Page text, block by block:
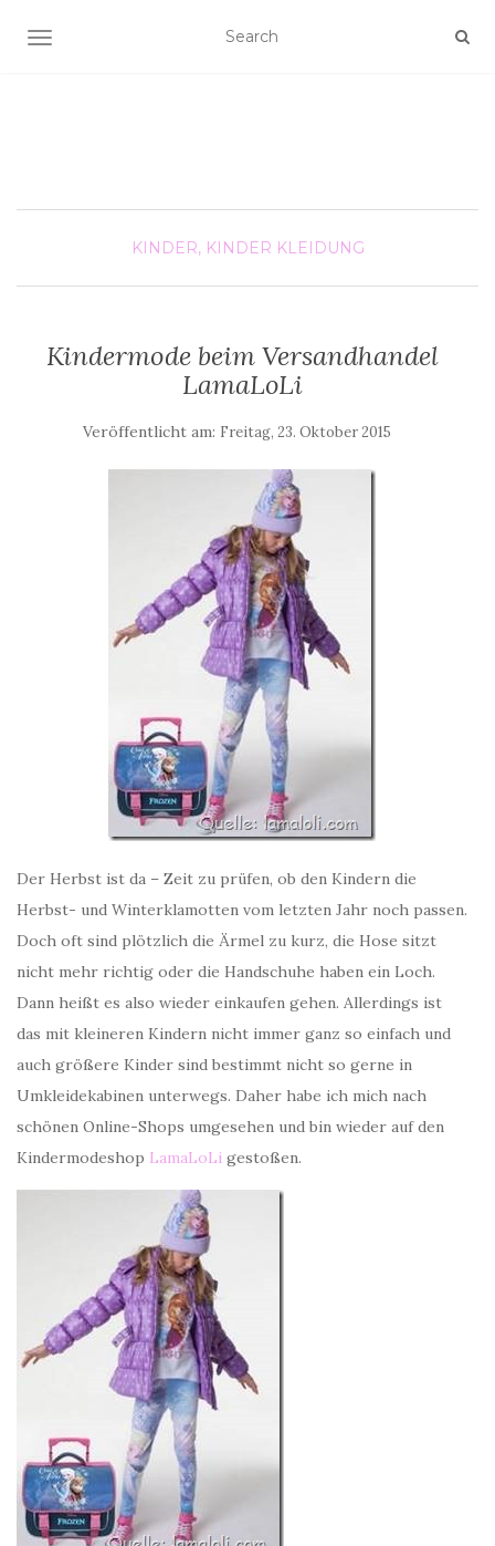
SCHALTE NAVIGATION
KINDER, KINDER KLEIDUNG
Kindermode beim Versandhandel
LamaLoLi
Veröffentlicht am: Freitag, 23. Oktober 2015
Der Herbst ist da – Zeit zu prüfen, ob den Kindern die
Herbst- und Winterklamotten vom letzten Jahr noch passen.
Doch oft sind plötzlich die Ärmel zu kurz, die Hose sitzt
nicht mehr richtig oder die Handschuhe haben ein Loch.
Dann heißt es also wieder einkaufen gehen. Allerdings ist
das mit kleineren Kindern nicht immer ganz so einfach und
auch größere Kinder sind bestimmt nicht so gerne in
Umkleidekabinen unterwegs. Daher habe ich mich nach
schönen Online-Shops umgesehen und bin wieder auf den
Kindermodeshop LamaLoLi gestoßen.